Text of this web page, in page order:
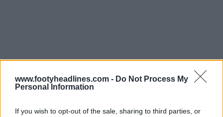
www.footyheadlines.com - Do Not Process My
Personal Information
If you wish to opt-out of the sale, sharing to third parties, or